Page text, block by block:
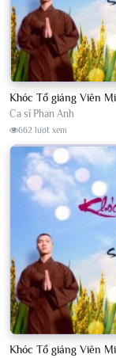
Khóc Tổ giáng Viên
Ca sĩ Phan Anh
662 lượt xem
Khóc Tổ giáng Viên